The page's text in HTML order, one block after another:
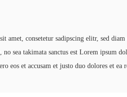
amet, consetetur sadipscing elitr, sed
no sea takimata sanctus est Lorem ipsum
eos et accusam et justo duo dolores et